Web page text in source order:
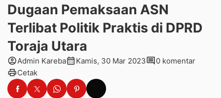
Dugaan Pemaksaan ASN
Terlibat Politik Praktis di DPRD
Toraja Utara
account_circleAdmin Karebacalendar_month Kamis, 30 Mar 2023comment0 komentar
printCetak